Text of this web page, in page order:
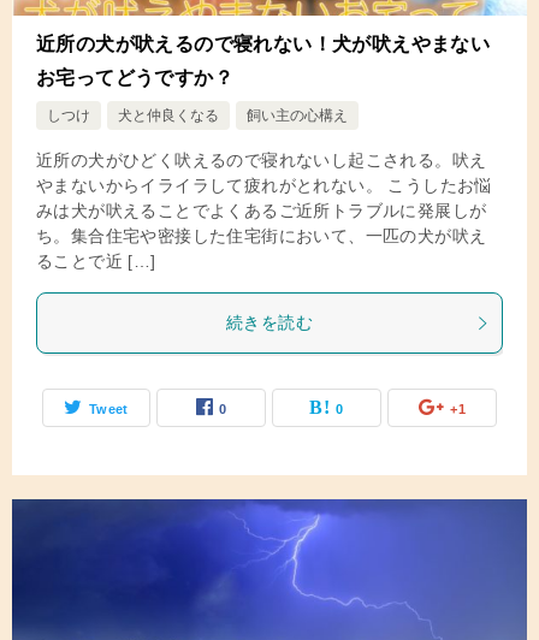
近所の犬が吠えるので寝れない！犬が吠えやまない
お宅ってどうですか？
しつけ 犬と仲良くなる 飼い主の心構え
近所の犬がひどく吠えるので寝れないし起こされる。吠え
やまないからイライラして疲れがとれない。 こうしたお悩
みは犬が吠えることでよくあるご近所トラブルに発展しが
ち。集合住宅や密接した住宅街において、一匹の犬が吠え
ることで近 […]
続きを読む
Tweet 0 0 +1